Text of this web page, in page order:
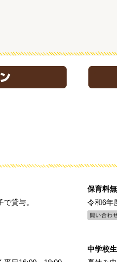
貸与。
保育料
令和6年
中学校